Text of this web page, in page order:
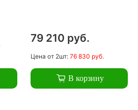
79 210 руб.
Цена от 2шт: 76 830 руб.
В корзину